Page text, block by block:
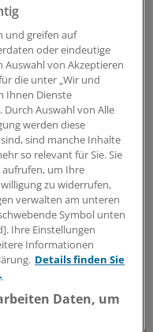
Zystitis
Diagnostik und
ein weiteres
empfohlen.
und greifen auf
oder eindeutige
Auswahl von Akzeptieren
die unter „Wir und
Ihnen Dienste
Auswahl von Alle
werden diese
sind manche Inhalte
so relevant für Sie. Sie
um Ihre
zu widerrufen,
verwalten am unteren
Symbol unten
Ihre Einstellungen
Informationen
Details finden Sie
Daten, um